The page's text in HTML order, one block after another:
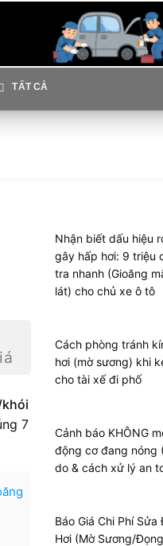
TẤT CẢ
7
Nhận biết dấu hiệu
gây hấp hơi: 9 triệu
tra nhanh (Gioăng
lát) cho chủ xe ô tô
Cách phòng tránh
hơi (mờ sương) khi
cho tài xế đi phố
Cảnh báo KHÔNG
động cơ đang nóng
do & cách xử lý an
Báo Giá Chi Phí Sửa
Hơi (Mờ Sương/